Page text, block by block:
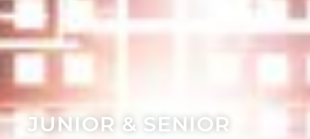
JUNIOR & SENIOR